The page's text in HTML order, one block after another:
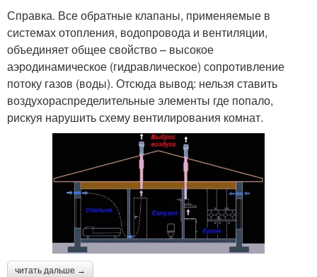
Справка. Все обратные клапаны, применяемые в
системах отопления, водопровода и вентиляции,
объединяет общее свойство – высокое
аэродинамическое (гидравлическое) сопротивление
потоку газов (воды). Отсюда вывод: нельзя ставить
воздухораспределительные элементы где попало,
рискуя нарушить схему вентилирования комнат.
читать дальше →